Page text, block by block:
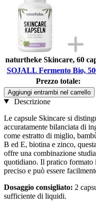
naturtheke Skincare, 60
SOJALL Fermento Bio,
Prezzo totale:
Aggiungi entrambi nel carrello
Descrizione
Le capsule Skincare si
accuratamente bilanciata di
come estratto di miglio,
B ed E, biotina e zinco,
offre una combinazione
quotidiano. Il pratico formato
preciso e può essere
Dosaggio consigliato: 2
sufficiente di liquidi.